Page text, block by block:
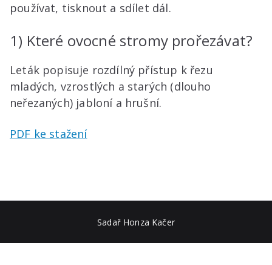
používat, tisknout a sdílet dál.
1) Které ovocné stromy prořezávat?
Leták popisuje rozdílný přístup k řezu
mladých, vzrostlých a starých (dlouho
neřezaných) jabloní a hrušní.
PDF ke stažení
Sadař Honza Kačer